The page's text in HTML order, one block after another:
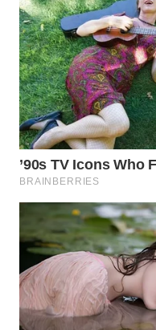
SULUT
WN
MALUKU
WN
MALUT
WN
DAIRI
WN
DANAU
TOBA
WN
NIAS